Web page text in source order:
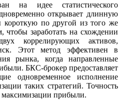
на идее статистического
открывает длинную
по другой из того же
чтобы заработать на схождении
коррелирующих активов,
Этот метод эффективен в
рынка, когда направленные
БКС-брокер предоставляет
одновременное исполнение
таких стратегий. Точность
максимизации прибыли.